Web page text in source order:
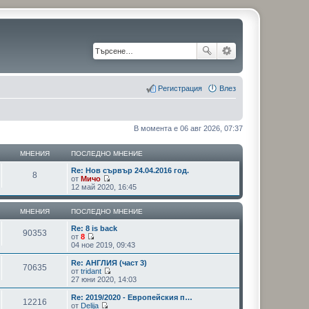
Влез
Регистрация
В момента е 06 авг 2026, 07:37
МНЕНИЯ ПОСЛЕДНО МНЕНИЕ
8
Re: Нов сървър 24.04.2016 год.
от Мичо
В
и
ж
п
о
с
е
д
н
и
т
е
м
н
12 май 2020, 16:45
МНЕНИЯ ПОСЛЕДНО МНЕНИЕ
90353
Re: 8 is back
от 8
В
и
ж
п
о
с
л
е
04 ное 2019, 09:43
70635
Re: АНГЛИЯ (част 3)
от tridant
В
и
ж
п
27 юни 2020, 14:03
12216
Re: 2019/2020 - Европейския п…
от Delija